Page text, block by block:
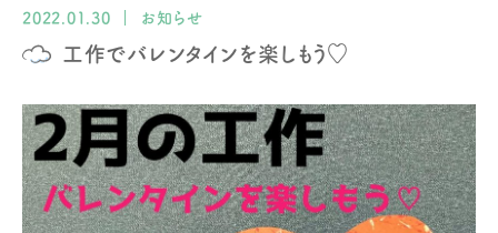
2022.01.30 お知らせ
工作でバレンタインを楽しもう♡